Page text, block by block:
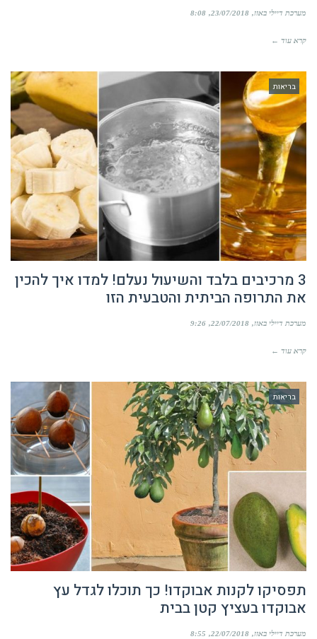
מערכת דיילי באזז 23/07/2018
8:08
קרא עוד ←
בריאות
3 מרכיבים בלבד והשיעול נעלם! למדו איך להכין
את התרופה הביתית והטבעית הזו
מערכת דיילי באזז 22/07/2018
9:26
קרא עוד ←
בריאות
תפסיקו לקנות אבוקדו! כך תוכלו לגדל עץ
אבוקדו בעציץ קטן בבית
מערכת דיילי באזז 22/07/2018
8:55